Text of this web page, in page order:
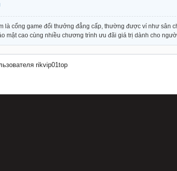
là cổng game đổi thưởng đẳng cấp, thường được ví như sân
mật cao cùng nhiều chương trình ưu đãi giá trị dành cho
rikvip01top